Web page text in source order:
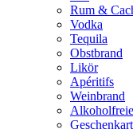
Rum &
Vodka
Tequila
Obstbrand
Likör
Apéritifs
Weinbrand